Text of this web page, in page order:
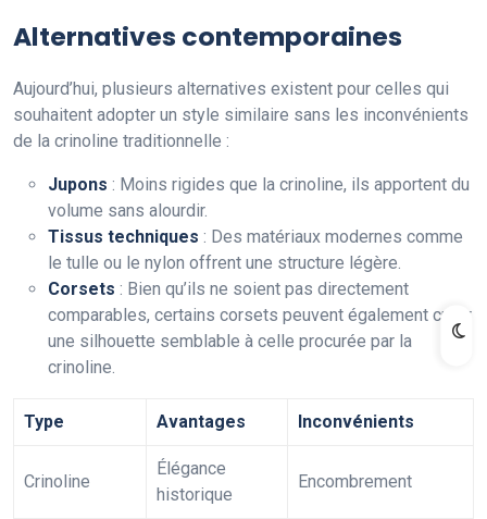
Alternatives contemporaines
Aujourd’hui, plusieurs alternatives existent pour celles qui
souhaitent adopter un style similaire sans les inconvénients
de la crinoline traditionnelle :
Jupons : Moins rigides que la crinoline, ils apportent du
volume sans alourdir.
Tissus techniques : Des matériaux modernes comme
le tulle ou le nylon offrent une structure légère.
Corsets : Bien qu’ils ne soient pas directement
comparables, certains corsets peuvent également créer
une silhouette semblable à celle procurée par la
crinoline.
Type Avantages Inconvénients
Crinoline
Élégance
historique
Encombrement